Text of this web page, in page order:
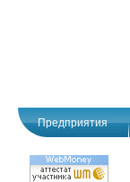
Предприятия